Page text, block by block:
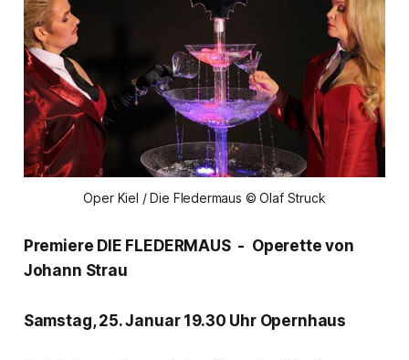
Oper Kiel / Die Fledermaus © Olaf Struck
Premiere DIE FLEDERMAUS - Operette von
Johann Strau
Samstag, 25. Januar 19.30 Uhr Opernhaus